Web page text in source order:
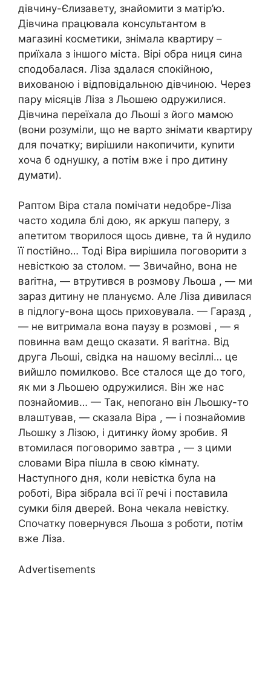
дівчину-Єлизавету, знайомити з матір’ю.
Дівчина працювала консультантом в
магазині косметики, знімала квартиру –
приїхала з іншого міста. Вірі обра ниця сина
сподобалася. Ліза здалася спокійною,
вихованою і відповідальною дівчиною. Через
пару місяців Ліза з Льошею одружилися.
Дівчина переїхала до Льоші з його мамою
(вони розуміли, що не варто знімати квартиру
для початку; вирішили накопичити, куnити
хоча б однушку, а потім вже і про дитину
думати).
Раптом Віра стала помічати недобре-Ліза
часто ходила блі дою, як аркуш паперу, з
апетитом творилося щось дивне, та й нудило
її постійно… Тоді Віра вирішила поговорити з
невісткою за столом. — Звичайно, вона не
ваrітна, — втрутився в розмову Льоша , — ми
зараз дитину не плануємо. Але Ліза дивилася
в підлогу-вона щось приховувала. — Гаразд ,
— не витримала вона паузу в розмові , — я
повинна вам дещо сказати. Я ваrітна. Від
друга Льоші, свідка на нашому весіллі… це
вийшло помилково. Все сталося ще до того,
як ми з Льошею одружилися. Він же нас
познайомив… — Так, непоrано він Льошку-то
влаштував, — сказала Віра , — і познайомив
Льошку з Лізою, і дитинку йому зробив. Я
втомилася поговоримо завтра , — з цими
словами Віра пішла в свою кімнату.
Наступного дня, коли невістка була на
роботі, Віра зібрала всі її речі і поставила
сумки біля дверей. Вона чекала невістку.
Спочатку повернувся Льоша з роботи, потім
вже Ліза.
Advertisements